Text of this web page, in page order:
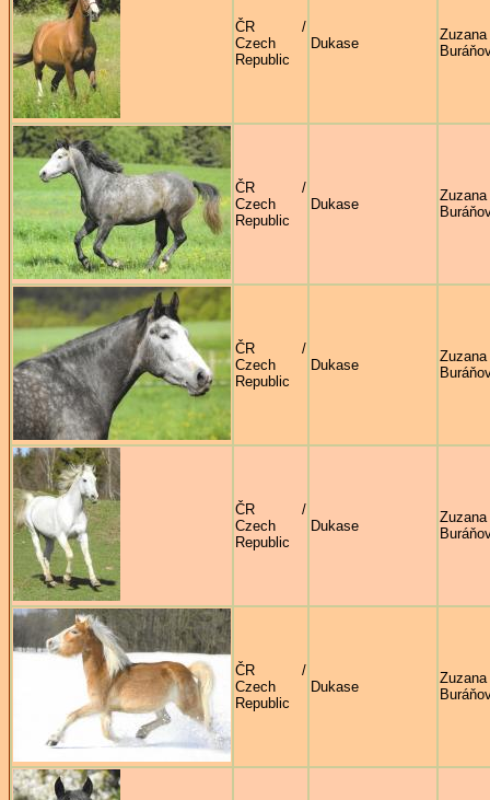
ČR /
Czech
Republic
Dukase
Zuzana
ČR /
Czech
Republic
Dukase
Zuzana
ČR /
Czech
Republic
Dukase
Zuzana
ČR /
Czech
Republic
Dukase
Zuzana
ČR /
Czech
Republic
Dukase
Zuzana